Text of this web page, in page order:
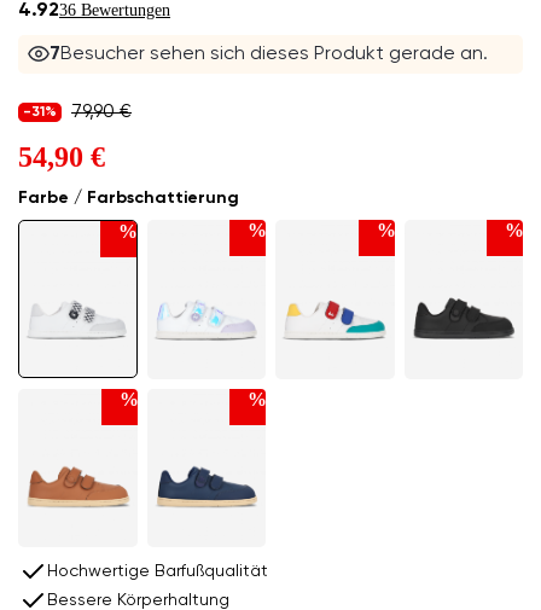
4.9236 Bewertungen
7Besucher sehen sich dieses Produkt gerade an.
Farbe / Farbschattierung
% % % %
% %
-31% 79,90 €
54,90 €
Hochwertige Barfußqualität
Bessere Körperhaltung